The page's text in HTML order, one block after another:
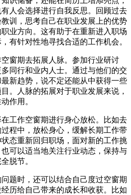
人会选择进行自我反思。回顾过去
训，思考自己在职业发展上的优势
业方向。这有助于在重新进入职场
有针对性地寻找合适的工作机会。
窗期去拓展人脉。参加行业研讨
同行和业内人士。通过与他们的交
新趋势，说不定还能从中获得一些
。人脉的拓展对于职业发展来说，
作用。
工作空窗期进行身心放松。比如去
程中，放松身心，缓解长期工作带
态重新回归职场，面对新的工作挑
可以适当地关注行业动态，保持与
脱节。
题时，还可以结合自己度过空窗期
历给自己带来的成长和收获。比如